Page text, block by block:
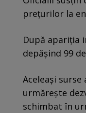
prețurilor la
După apariția
depășind 99
Aceleași
urmărește
schimbat în